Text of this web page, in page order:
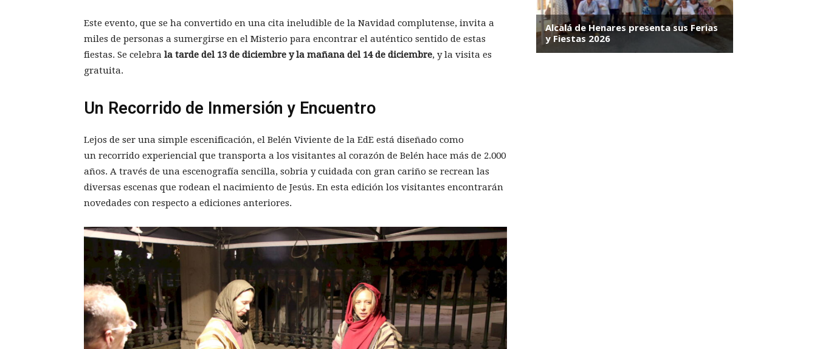
Este evento, que se ha convertido en una cita ineludible de la Navidad complutense, invita a
miles de personas a sumergirse en el Misterio para encontrar el auténtico sentido de estas
fiestas. Se celebra la tarde del 13 de diciembre y la mañana del 14 de diciembre, y la visita es
gratuita.
Un Recorrido de Inmersión y Encuentro
Lejos de ser una simple escenificación, el Belén Viviente de la EdE está diseñado como
un recorrido experiencial que transporta a los visitantes al corazón de Belén hace más de 2.000
años. A través de una escenografía sencilla, sobria y cuidada con gran cariño se recrean las
diversas escenas que rodean el nacimiento de Jesús. En esta edición los visitantes encontrarán
novedades con respecto a ediciones anteriores.